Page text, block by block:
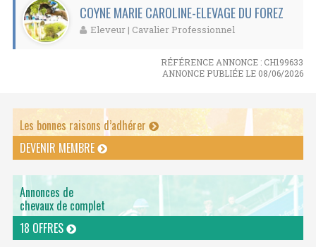
COYNE MARIE CAROLINE-ELEVAGE DU FOREZ
Eleveur | Cavalier Professionnel
RÉFÉRENCE ANNONCE : CH199633
ANNONCE PUBLIÉE LE 08/06/2026
Les bonnes raisons d’adhérer
DEVENIR MEMBRE
Annonces de
chevaux de complet
18 OFFRES